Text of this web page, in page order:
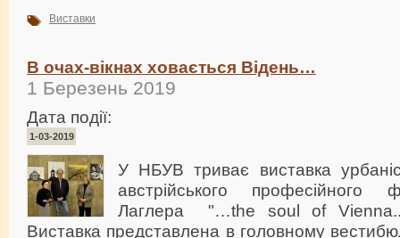
Виставки
В очах-вікнах ховається Відень…
1 Березень 2019
Дата події:
1-03-2019
У НБУВ триває виставка
австрійського професійного
Лаглера "…the soul of
Виставка представлена в головному